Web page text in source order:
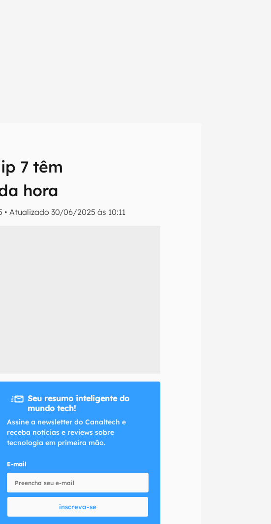
7 têm
hora
•Atualizado30/06/2025 às 10:11
tecnologia em primeira
do Canaltech.
Seu resumo inteligente do
mundo tech!
Assine a newsletter do Canaltech e
receba notícias e reviews sobre
tecnologia em primeira mão.
E-mail
inscreva-se